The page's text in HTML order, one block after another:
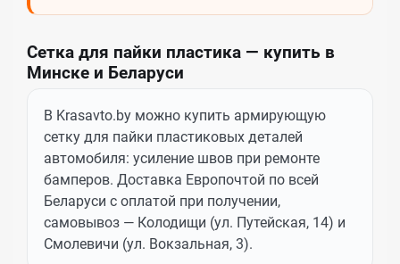
Сетка для пайки пластика — купить в
Минске и Беларуси
В Krasavto.by можно купить армирующую
сетку для пайки пластиковых деталей
автомобиля: усиление швов при ремонте
бамперов. Доставка Европочтой по всей
Беларуси с оплатой при получении,
самовывоз — Колодищи (ул. Путейская, 14) и
Смолевичи (ул. Вокзальная, 3).